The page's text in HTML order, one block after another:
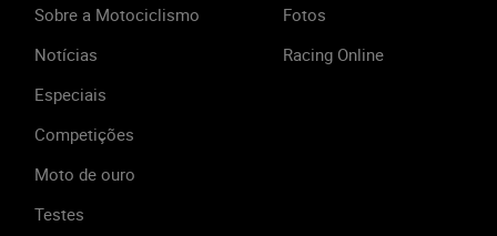
Sobre a Motociclismo
Notícias
Especiais
Competições
Moto de ouro
Testes
Fotos
Racing Online